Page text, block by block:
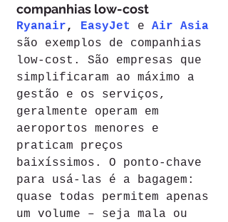
companhias low-cost
Ryanair, EasyJet e Air Asia
são exemplos de companhias
low-cost. São empresas que
simplificaram ao máximo a
gestão e os serviços,
geralmente operam em
aeroportos menores e
praticam preços
baixíssimos. O ponto-chave
para usá-las é a bagagem:
quase todas permitem apenas
um volume – seja mala ou